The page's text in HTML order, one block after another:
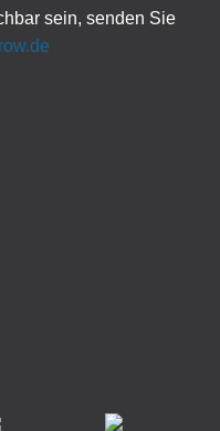
sein, senden Sie